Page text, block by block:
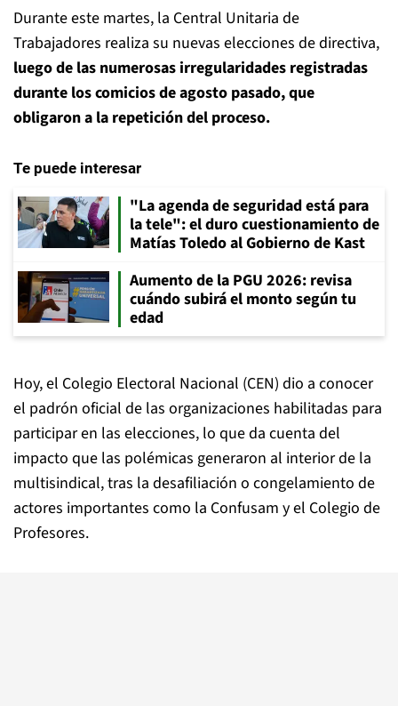
Durante este martes, la Central Unitaria de
Trabajadores realiza su nuevas elecciones de directiva,
luego de las numerosas irregularidades registradas
durante los comicios de agosto pasado, que
obligaron a la repetición del proceso.
Te puede interesar
"La agenda de seguridad está para
la tele": el duro cuestionamiento de
Matías Toledo al Gobierno de Kast
Aumento de la PGU 2026: revisa
cuándo subirá el monto según tu
edad
Hoy, el Colegio Electoral Nacional (CEN) dio a conocer
el padrón oficial de las organizaciones habilitadas para
participar en las elecciones, lo que da cuenta del
impacto que las polémicas generaron al interior de la
multisindical, tras la desafiliación o congelamiento de
actores importantes como la Confusam y el Colegio de
Profesores.